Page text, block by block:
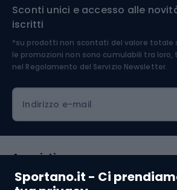
Sportano.it - Ci
Medicina dello sport
Abbigliamento ciclistico
Sconti unici e accesso alle
iscritti
*su prodotti non scontati del valore totale
le promozioni non sono cumulabili tra
nel Regolamento del Servizio Newsletter.
Indirizzo e-mail
Acquisti
Servizio clienti